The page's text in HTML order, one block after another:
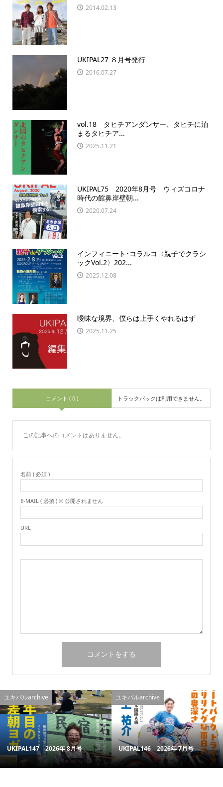
2014.02.13
UKIPAL27 ８月号発行
2016.07.27
vol.18 タヒチアンダンサー、タヒチに泊
まるタヒチア...
2025.11.21
UKIPAL75 2020年8月号 ウィズコロナ
時代の館鼻岸壁朝...
2020.07.24
インフィニート･コラルコ〈親子でクラシ
ックVol.2〉202...
2025.12.08
曖昧な境界、僕らは上手くやれるはず
2025.11.25
コメント ( 0 ) トラックバックは利用できません。
この記事へのコメントはありません。
名前 ( 必須 )
E-MAIL ( 必須 ) ※ 公開されません
URL
ユキパルarchive
UKIPAL147 2026年 8月号
ユキパルarchive
UKIPAL146 2026年 7月号